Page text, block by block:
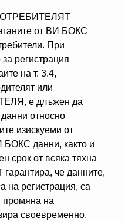
ПОТРЕБИТЕЛЯТ
от ВИ БОКС
При
регистрация
на т. 3.4,
или
е длъжен да
относно
изискуеми от
БОКС данни, както и
срок от всяка тяхна
че данните,
на регистрация, са
промяна на
своевременно.